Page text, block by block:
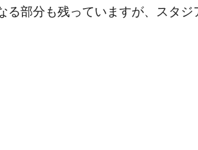
部分も残っていますが、スタジ